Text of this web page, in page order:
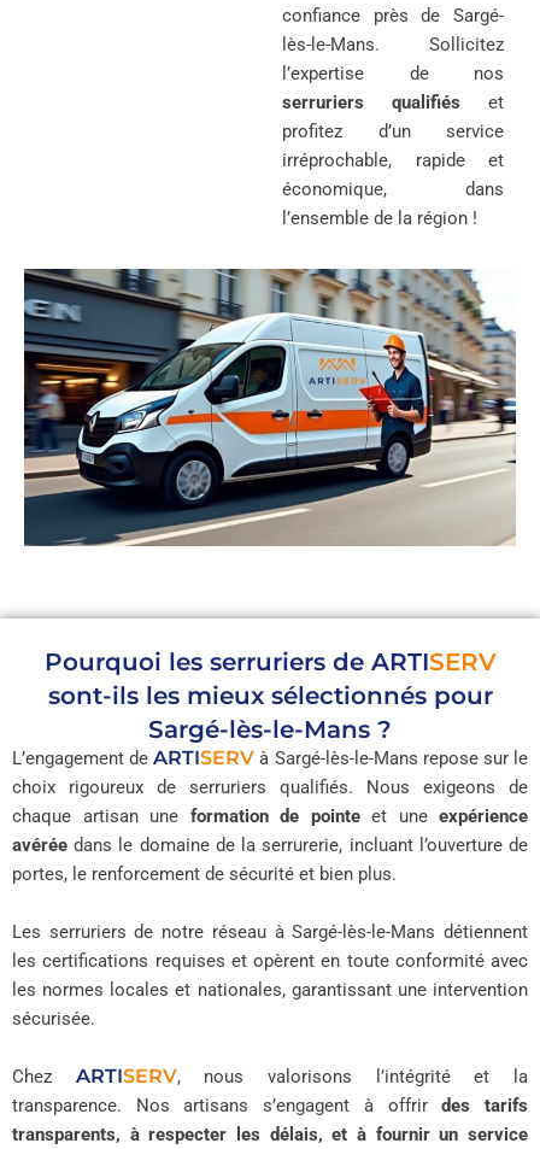
confiance près de Sargé-
lès-le-Mans. Sollicitez
l’expertise de nos
serruriers qualifiés et
profitez d’un service
irréprochable, rapide et
économique, dans
l’ensemble de la région !
Pourquoi les serruriers de ARTISERV
sont-ils les mieux sélectionnés pour
Sargé-lès-le-Mans ?
L’engagement deARTISERV à Sargé-lès-le-Mans repose sur le
choix rigoureux de serruriers qualifiés. Nous exigeons de
chaque artisan une formation de pointeet une expérience
avérée dans le domaine de la serrurerie, incluant l’ouverture de
portes, le renforcement de sécurité et bien plus.
Les serruriers de notre réseau à Sargé-lès-le-Mans détiennent
les certifications requises et opèrent en toute conformité avec
les normes locales et nationales, garantissant une intervention
sécurisée.
Chez ARTISERV, nous valorisons l’intégrité et la
transparence. Nos artisans s’engagent à offrirdes tarifs
transparents, à respecter les délais, et à fournir un service